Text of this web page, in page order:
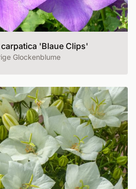
'Blaue Clips'
Glockenblume